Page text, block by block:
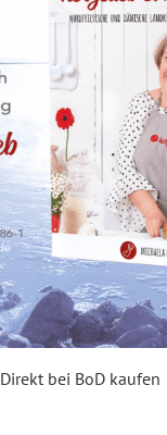
Direkt bei BoD kaufen